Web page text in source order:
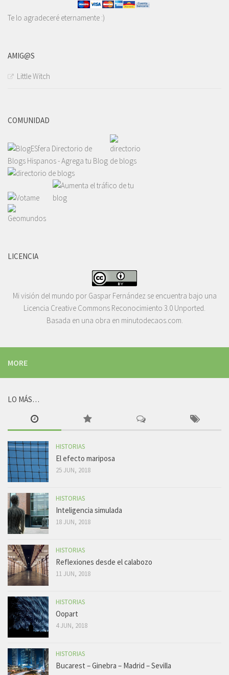
Te lo agradeceré eternamente :)
AMIG@S
Little Witch
COMUNIDAD
LICENCIA
Mi visión del mundo por Gaspar Fernández se encuentra bajo una
Licencia Creative Commons Reconocimiento 3.0 Unported.
Basada en una obra en minutodecaos.com.
MORE
LO MÁS…
HISTORIAS
El efecto mariposa
25 JUN, 2018
HISTORIAS
Inteligencia simulada
18 JUN, 2018
HISTORIAS
Reflexiones desde el calabozo
11 JUN, 2018
HISTORIAS
Oopart
4 JUN, 2018
HISTORIAS
Bucarest – Ginebra – Madrid – Sevilla